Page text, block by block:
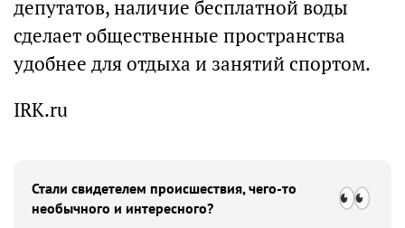
депутатов, наличие бесплатной воды
сделает общественные пространства
удобнее для отдыха и занятий спортом.
IRK.ru
Стали свидетелем происшествия, чего-то
необычного и интересного?